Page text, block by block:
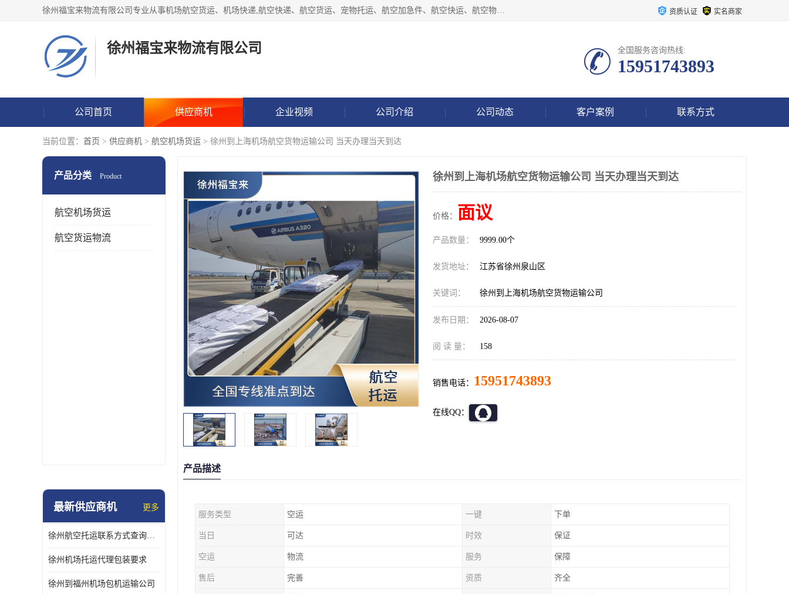
徐州福宝来物流有限公司专业从事机场航空货运、机场快递,航空快递、航空货运、宠物托运、航空加急件、航空快运、航空物流、航空托运、空运当日达等业务。 资质认证 实名商家
徐州福宝来物流有限公司 全国服务咨询热线:
15951743893
公司首页 供应商机 企业视频 公司介绍 公司动态 客户案例 联系方式
当前位置： 首页 > 供应商机 > 航空机场货运 > 徐州到上海机场航空货物运输公司 当天办理当天到达
产品分类 Product
航空机场货运
航空货运物流
最新供应商机 更多
徐州航空托运联系方式查询网站
徐州机场托运代理包装要求
徐州到福州机场包机运输公司
徐州到上海机场航空货物运输公司 当天办理当天到达
价格： 面议
产品数量： 9999.00个
发货地址： 江苏省徐州泉山区
关键词： 徐州到上海机场航空货物运输公司
发布日期： 2026-08-07
阅 读 量： 158
销售电话： 15951743893
在线QQ：
产品描述
服务类型 空运 一键 下单
当日 可达 时效 保证
空运 物流 服务 保障
售后 完善 资质 齐全